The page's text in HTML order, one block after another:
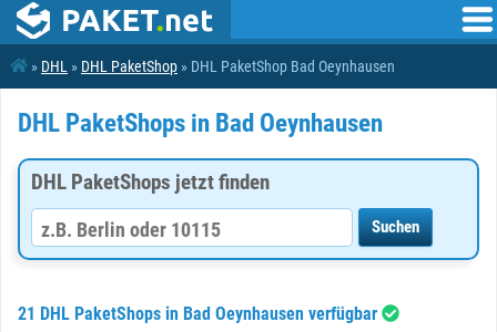
» DHL » DHL PaketShop » DHL PaketShop Bad Oeynhausen
DHL PaketShops in Bad Oeynhausen
DHL PaketShops jetzt finden
21 DHL PaketShops in Bad Oeynhausen verfügbar